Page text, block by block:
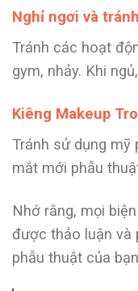
Nghỉ ngơi và
Tránh các hoạt
gym, nhảy. Khi
Kiêng Makeup
Tránh sử dụng mỹ
mắt mới phẫu
Nhớ rằng, mọi
được thảo luận và
phẫu thuật của